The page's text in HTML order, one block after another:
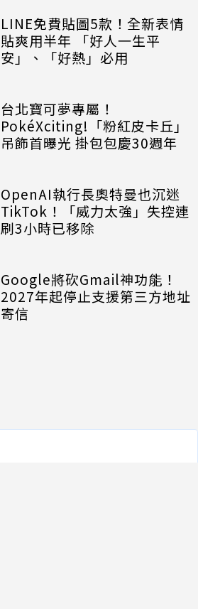
LINE免費貼圖5款！全新表情
貼爽用半年 「好人一生平
安」、「好熱」必用
台北寶可夢專屬！
PokéXciting!「粉紅皮卡丘」
吊飾首曝光 掛包包慶30週年
OpenAI執行長奧特曼也沉迷
TikTok！「威力太強」失控連
刷3小時已移除
Google將砍Gmail神功能！
2027年起停止支援第三方地址
寄信